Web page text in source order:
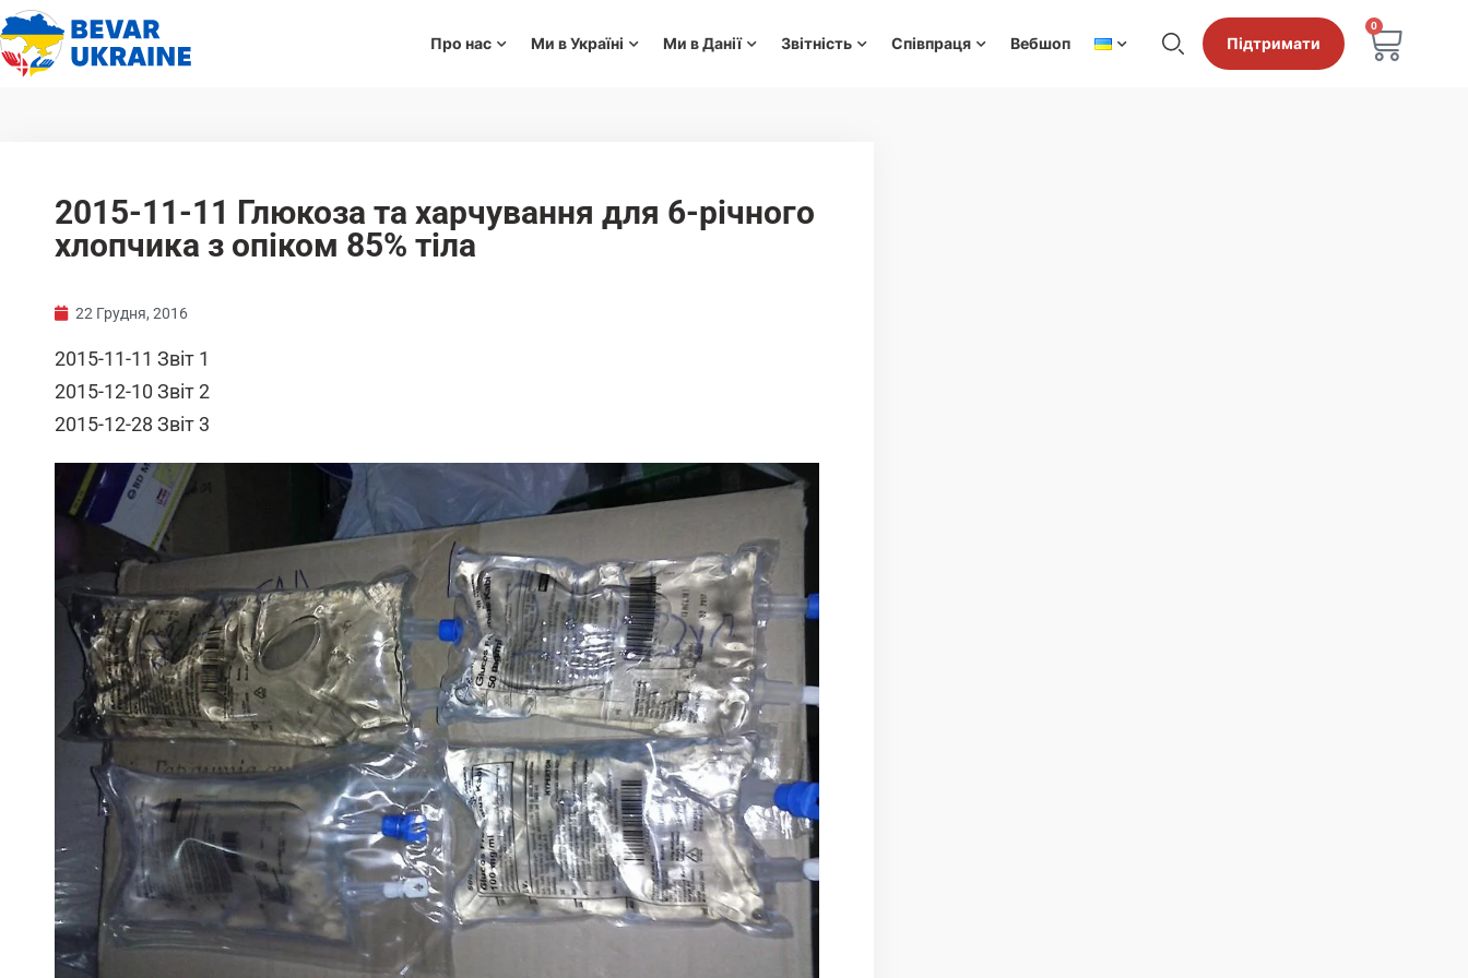
Про нас Ми в Україні Ми в Данії Звітність Співпраця Вебшоп Підтримати
0
2015-11-11 Глюкоза та харчування для 6-річного
хлопчика з опіком 85% тіла
22 Грудня, 2016
2015-11-11 Звіт 1
2015-12-10 Звіт 2
2015-12-28 Звіт 3